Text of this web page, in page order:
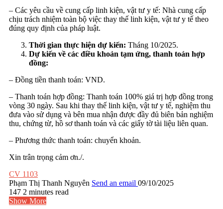
– Các yêu cầu về cung cấp linh kiện, vật tư y tế: Nhà cung cấp
chịu trách nhiệm toàn bộ việc thay thế linh kiện, vật tư y tế theo
đúng quy định của pháp luật.
Thời gian thực hiện dự kiến: Tháng 10/2025.
Dự kiến về các điều khoản tạm ứng, thanh toán hợp
đồng:
– Đồng tiền thanh toán: VND.
– Thanh toán hợp đồng: Thanh toán 100% giá trị hợp đồng trong
vòng 30 ngày. Sau khi thay thế linh kiện, vật tư y tế, nghiệm thu
đưa vào sử dụng và bên mua nhận được đầy đủ biên bản nghiệm
thu, chứng từ, hồ sơ thanh toán và các giấy tờ tài liệu liên quan.
– Phương thức thanh toán: chuyển khoản.
Xin trân trọng cảm ơn./.
CV 1103
Phạm Thị Thanh Nguyên Send an email 09/10/2025
147 2 minutes read
Show More